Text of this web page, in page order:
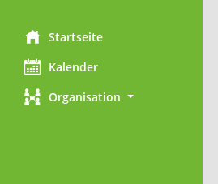
Startseite
Kalender
Organisation